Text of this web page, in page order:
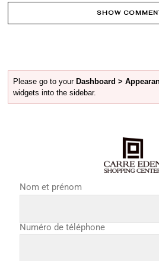
SHOW
Please go to your Dashboard >
widgets into the sidebar.
Nom et prénom
Numéro de téléphone